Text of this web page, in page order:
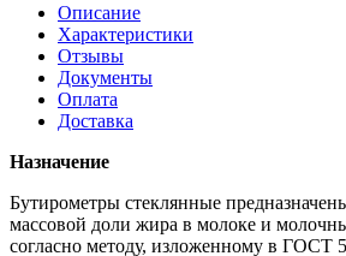
Описание
Характеристики
Отзывы
Документы
Оплата
Доставка
Назначение
Бутирометры стеклянные
массовой доли жира в молоке и
согласно методу, изложенному в ГОСТ